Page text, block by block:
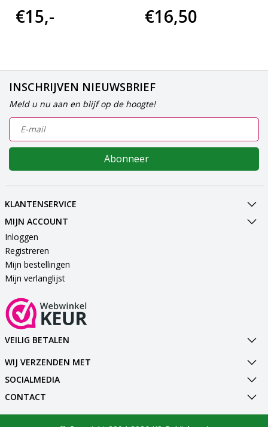
€15,- €16,50
INSCHRIJVEN NIEUWSBRIEF
Meld u nu aan en blijf op de hoogte!
Abonneer
KLANTENSERVICE
MIJN ACCOUNT
Inloggen
Registreren
Mijn bestellingen
Mijn verlanglijst
VEILIG BETALEN
WIJ VERZENDEN MET
SOCIALMEDIA
CONTACT